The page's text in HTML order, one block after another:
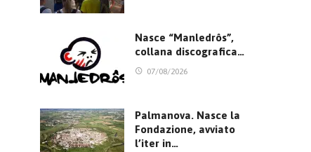
Nasce “Manledrôs”,
collana discografica…
07/08/2026
Palmanova. Nasce la
Fondazione, avviato
l’iter in…